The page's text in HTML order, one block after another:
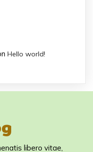
Hello world!
libero vitae,